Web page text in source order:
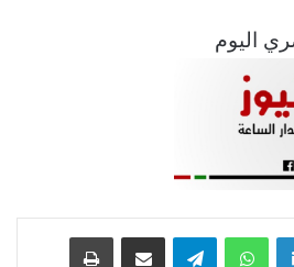
اليوم
لينكدإن واتساب تيلقرام